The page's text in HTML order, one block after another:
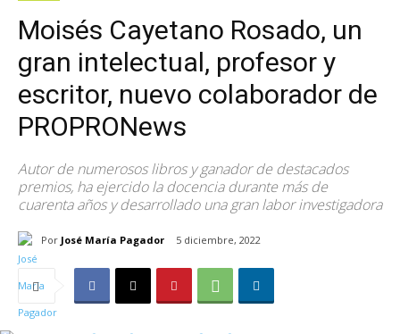
Moisés Cayetano Rosado, un
gran intelectual, profesor y
escritor, nuevo colaborador de
PROPRONews
Autor de numerosos libros y ganador de destacados
premios, ha ejercido la docencia durante más de
cuarenta años y desarrollado una gran labor investigadora
Por José María Pagador 5 diciembre, 2022